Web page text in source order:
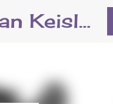
Minhatiy.com | Informasi Beasiswa dan Pendidikan Keislaman